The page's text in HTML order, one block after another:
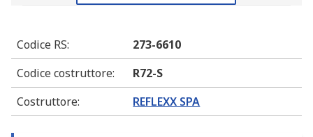
Codice RS:
273-6610
Codice costruttore:
R72-S
Costruttore: REFLEXX SPA